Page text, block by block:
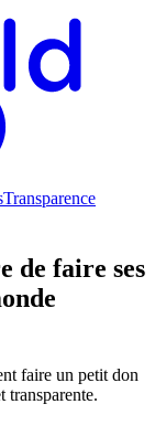
Transparence
de faire ses
faire un petit don
transparente.